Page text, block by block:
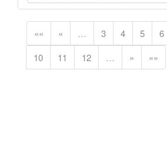
«« « … 3 4 5 6
10
11 12 … » »»